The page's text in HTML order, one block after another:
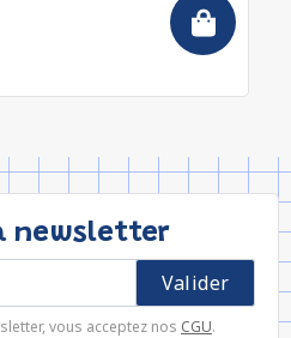
newsletter
vous acceptez nos CGU.